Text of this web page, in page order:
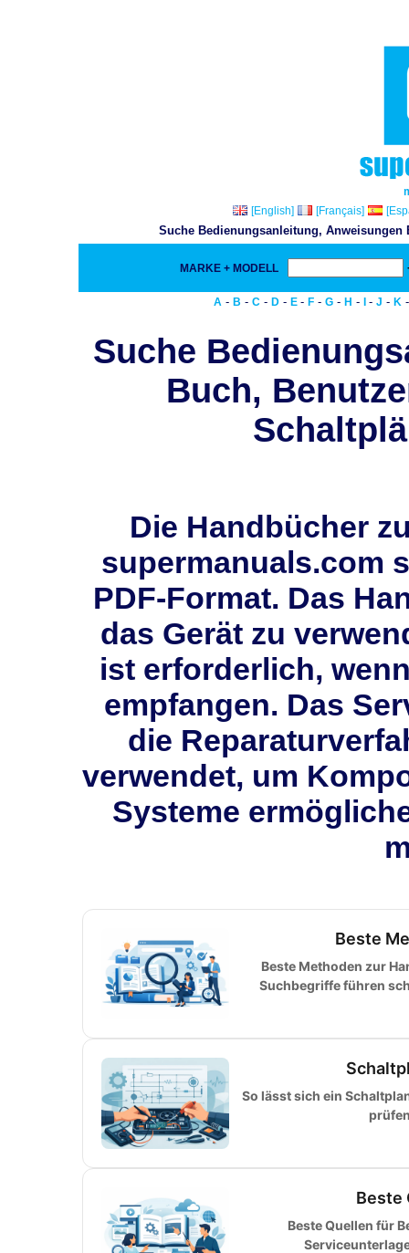
[English]
[Français]
Suche Bedienungsanleitung,
MARKE + MODELL
A - B - C - D - E - F - G - H - - J - K
Suche
Buch,
Die Handbücher
supermanuals.com
PDF-Format. Das
das Gerät zu
ist erforderlich,
empfangen. Das
die
verwendet, um
Systeme
Beste
Beste Methoden zur
Suchbegriffe führen
So lässt sich ein
Beste
Beste Quellen für